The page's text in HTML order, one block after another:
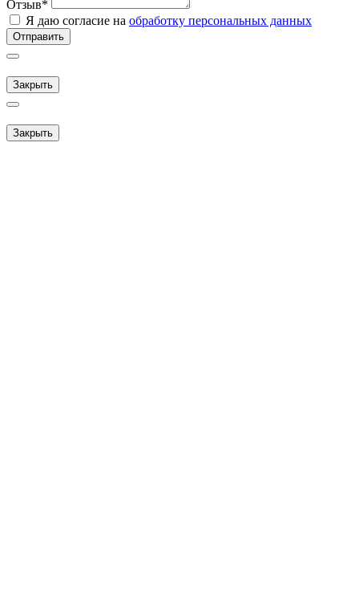
Отзыв*
Я даю согласие на обработку персональных данных
Отправить
Закрыть
Закрыть